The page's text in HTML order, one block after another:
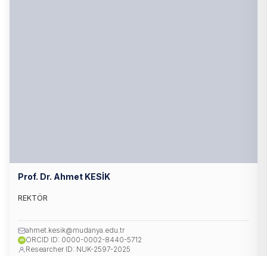
Prof. Dr. Ahmet KESİK
REKTÖR
ahmet.kesik@mudanya.edu.tr
iD ORCID ID: 0000-0002-8440-5712
Researcher ID: NUK-2597-2025